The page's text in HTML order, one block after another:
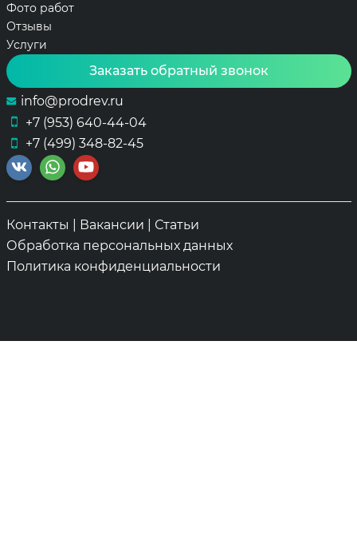
Фото работ
Отзывы
Услуги
Заказать обратный звонок
info@prodrev.ru
+7 (953) 640-44-04
+7 (499) 348-82-45
Контакты Вакансии
Статьи
Обработка персональных данных
Политика конфиденциальности